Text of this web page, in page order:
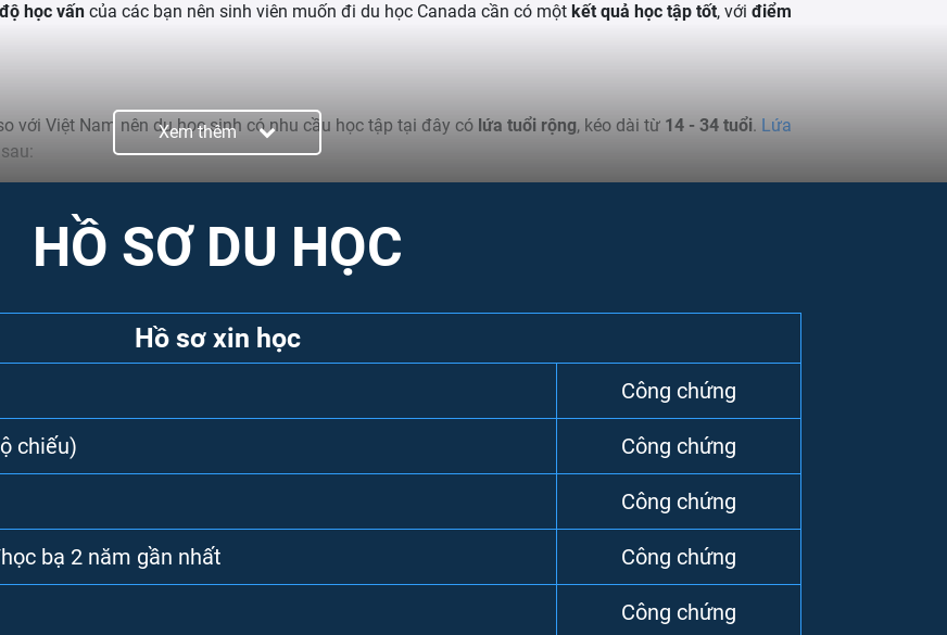
học vấn của các bạn nên sinh viên muốn đi du học Canada cần có một kết quả học tập tốt, vớiđiểm
với Việt Nam nên du học sinh có nhu cầu học tập tại đây có lứa tuổi rộng, kéo dài từ 14 - 34 tuổi. Lứa
chương trình dự đại học
của Canada. Nhưng khi lựa chọn chương trình này sẽ không có quá nhiều
trường nổi tiếng tại Canada
chương trình có trong hệ thống đào tạo của Canada, gồm:
Xem thêm
HỒ SƠ DU HỌC
Hồ sơ xin học
Công chứng
chiếu) Công chứng
Công chứng
bạ 2 năm gần nhất Công chứng
Công chứng